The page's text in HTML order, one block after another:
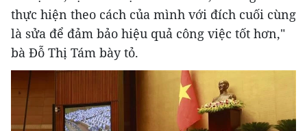
thực hiện theo cách của mình với đích cuối cùng
là sửa để đảm bảo hiệu quả công việc tốt hơn,"
bà Đỗ Thị Tám bày tỏ.